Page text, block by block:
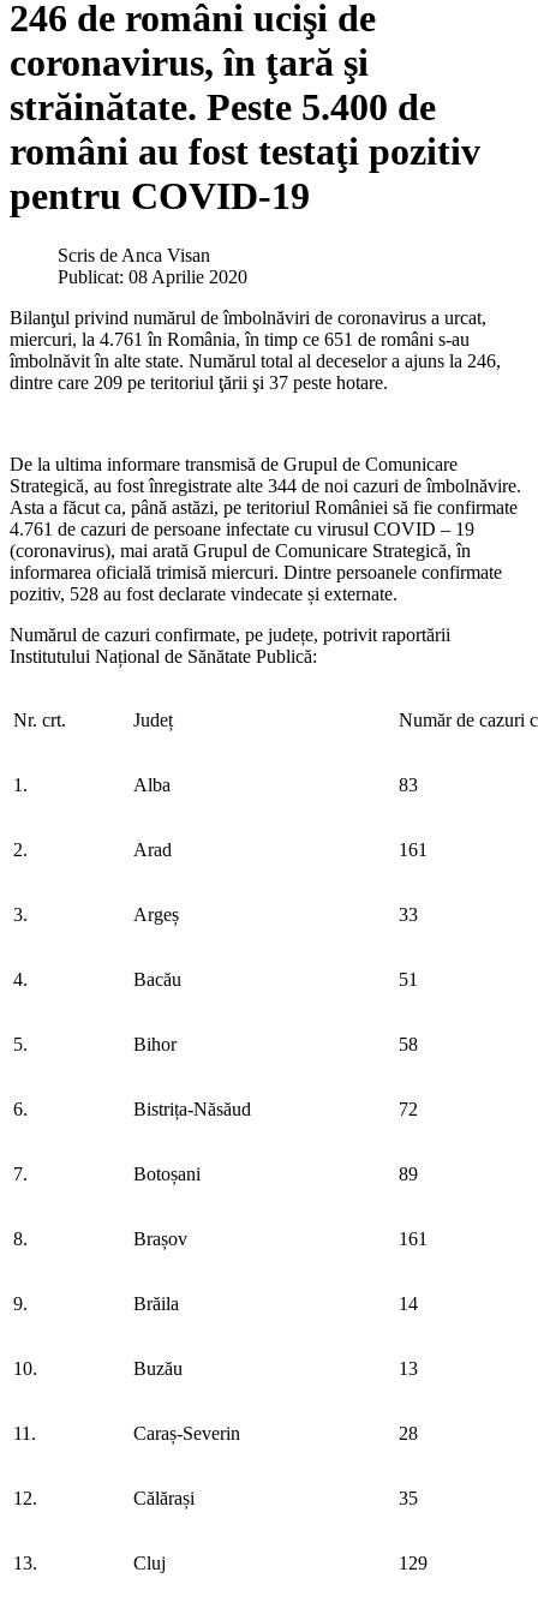
246 de români ucişi de
coronavirus, în ţară şi
străinătate. Peste 5.400 de
români au fost testaţi pozitiv
pentru COVID-19
Scris de Anca Visan
Publicat: 08 Aprilie 2020
Bilanţul privind numărul de îmbolnăviri de coronavirus a urcat,
miercuri, la 4.761 în România, în timp ce 651 de români s-au
îmbolnăvit în alte state. Numărul total al deceselor a ajuns la 246,
dintre care 209 pe teritoriul ţării şi 37 peste hotare.
De la ultima informare transmisă de Grupul de Comunicare
Strategică, au fost înregistrate alte 344 de noi cazuri de îmbolnăvire.
Asta a făcut ca, până astăzi, pe teritoriul României să fie confirmate
4.761 de cazuri de persoane infectate cu virusul COVID – 19
(coronavirus), mai arată Grupul de Comunicare Strategică, în
informarea oficială trimisă miercuri. Dintre persoanele confirmate
pozitiv, 528 au fost declarate vindecate și externate.
Numărul de cazuri confirmate, pe județe, potrivit raportării
Institutului Național de Sănătate Publică:
Nr. crt. Județ Număr de cazuri
1. Alba 83
2. Arad 161
3. Argeș 33
4. Bacău 51
5. Bihor 58
6. Bistrița-Năsăud 72
7. Botoșani 89
8. Brașov 161
9. Brăila 14
10. Buzău 13
11. Caraș-Severin 28
12. Călărași 35
13. Cluj 129